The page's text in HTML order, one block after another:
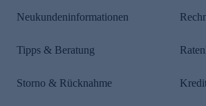
Neukundeninformationen
Tipps & Beratung
Storno & Rücknahme